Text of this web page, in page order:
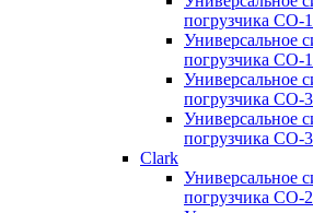
погрузчика CO-
Универсальное
погрузчика CO-
Универсальное
погрузчика CO-
Универсальное
погрузчика CO-
Clark
Универсальное
погрузчика CO-